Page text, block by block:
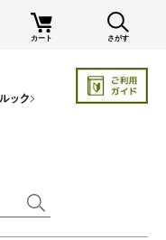
カート さがす
トクな情報・買い
（ダイレクトメール）
忘れ通知）